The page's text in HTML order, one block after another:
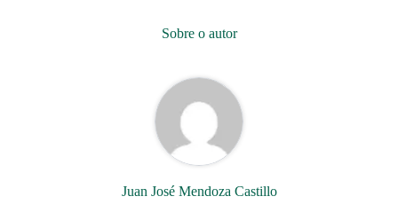
Sobre o autor
Juan José Mendoza Castillo